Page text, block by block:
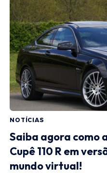
NOTÍCIAS
Saiba agora como
Cupê 110 R em
mundo virtual!